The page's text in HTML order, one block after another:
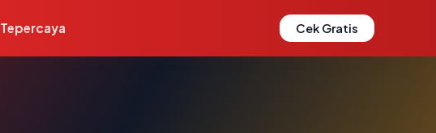
Tepercaya Cek Gratis